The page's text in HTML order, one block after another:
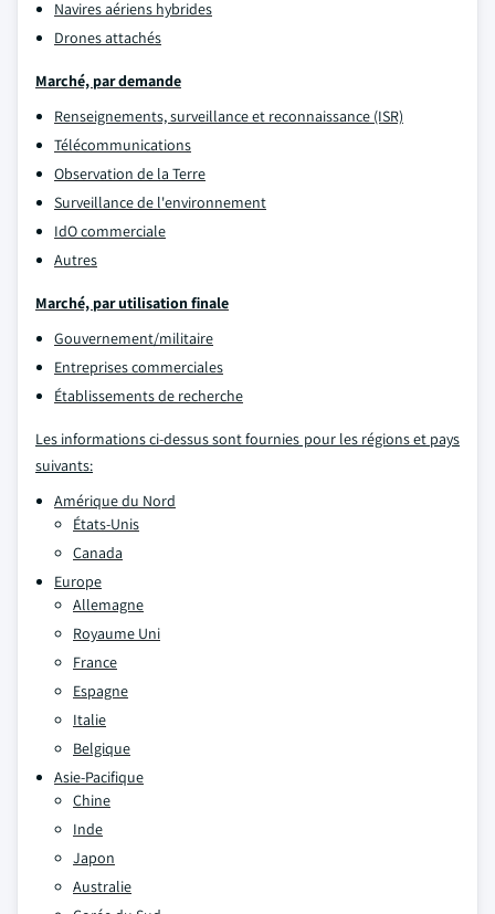
Navires aériens hybrides
Drones attachés
Marché, par demande
Renseignements, surveillance et reconnaissance (ISR)
Télécommunications
Observation de la Terre
Surveillance de l'environnement
IdO commerciale
Autres
Marché, par utilisation finale
Gouvernement/militaire
Entreprises commerciales
Établissements de recherche
Les informations ci-dessus sont fournies pour les régions et pays
suivants:
Amérique du Nord
États-Unis
Canada
Europe
Allemagne
Royaume Uni
France
Espagne
Italie
Belgique
Asie-Pacifique
Chine
Inde
Japon
Australie